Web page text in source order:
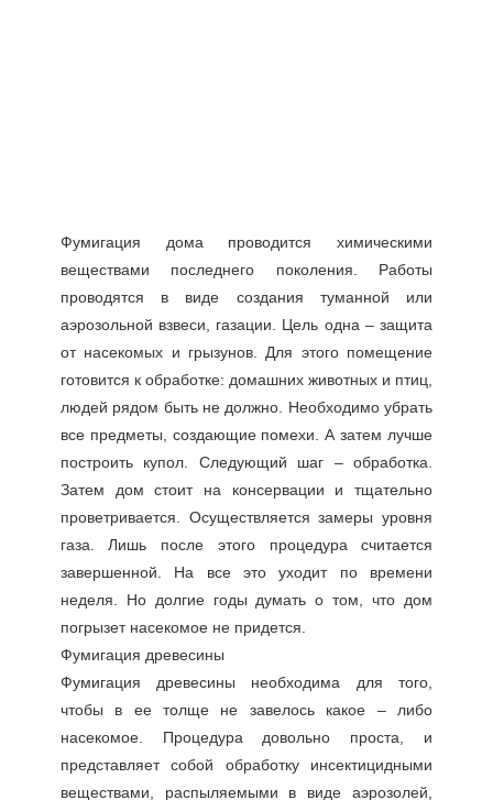
Фумигация дома проводится химическими
веществами последнего поколения. Работы
проводятся в виде создания туманной или
аэрозольной взвеси, газации. Цель одна – защита
от насекомых и грызунов. Для этого помещение
готовится к обработке: домашних животных и птиц,
людей рядом быть не должно. Необходимо убрать
все предметы, создающие помехи. А затем лучше
построить купол. Следующий шаг – обработка.
Затем дом стоит на консервации и тщательно
проветривается. Осуществляется замеры уровня
газа. Лишь после этого процедура считается
завершенной. На все это уходит по времени
неделя. Но долгие годы думать о том, что дом
погрызет насекомое не придется.
Фумигация древесины
Фумигация древесины необходима для того,
чтобы в ее толще не завелось какое – либо
насекомое. Процедура довольно проста, и
представляет собой обработку инсектицидными
веществами, распыляемыми в виде аэрозолей,